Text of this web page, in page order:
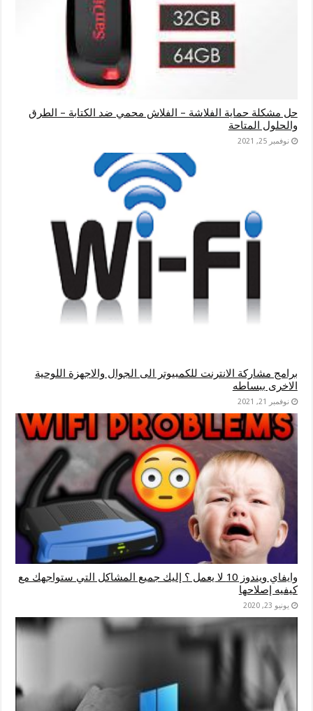
حل مشكلة حماية الفلاشة – الفلاش محمي ضد الكتابة – الطرق
والحلول المتاحة
نوفمبر 25, 2021
برامج مشاركة الانترنت للكمبيوتر الى الجوال والاجهزة اللوحية
الاخرى ببساطه
نوفمبر 21, 2021
وايفاي ويندوز 10 لا يعمل ؟ إليك جميع المشاكل التي ستواجهك مع
كيفيه إصلاحها
يونيو 23, 2020